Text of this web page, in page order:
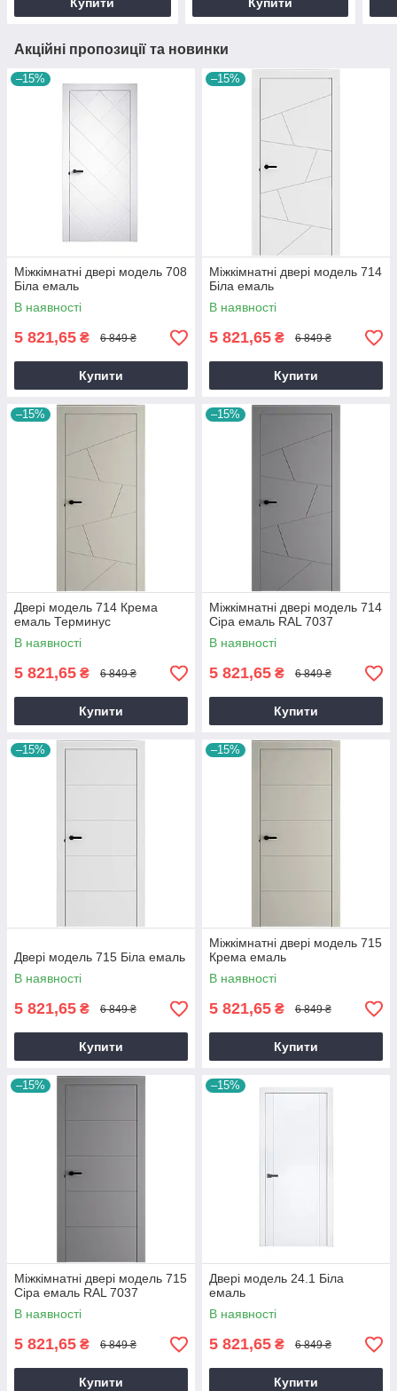
Купити Купити
Акційні пропозиції та новинки
–15%
Міжкімнатні двері модель 708
Біла емаль
В наявності
5 821,65 ₴ 6 849 ₴
Купити
–15%
Міжкімнатні двері модель 714
Біла емаль
В наявності
5 821,65 ₴ 6 849 ₴
Купити
–15%
Двері модель 714 Крема
емаль Терминус
В наявності
5 821,65 ₴ 6 849 ₴
Купити
–15%
Міжкімнатні двері модель 714
Сіра емаль RAL 7037
В наявності
5 821,65 ₴ 6 849 ₴
Купити
–15%
Двері модель 715 Біла емаль
В наявності
5 821,65 ₴ 6 849 ₴
Купити
–15%
Міжкімнатні двері модель 715
Крема емаль
В наявності
5 821,65 ₴ 6 849 ₴
Купити
–15%
Міжкімнатні двері модель 715
Сіра емаль RAL 7037
В наявності
5 821,65 ₴ 6 849 ₴
Купити
–15%
Двері модель 24.1 Біла
емаль
В наявності
5 821,65 ₴ 6 849 ₴
Купити